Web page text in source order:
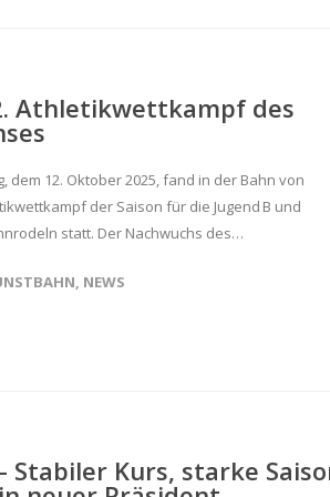
Athletikwettkampf des
dem 12. Oktober 2025, fand in der Bahn von
der Saison für die Jugend B und
statt. Der Nachwuchs des…
NEWS
Stabiler Kurs, starke